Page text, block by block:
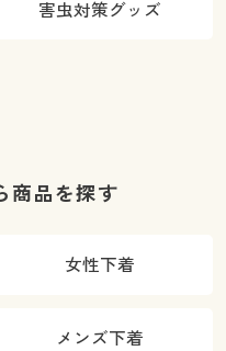
害虫対策グッズ
商品を探す
女性下着
メンズ下着